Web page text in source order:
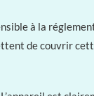
à la
de couvrir